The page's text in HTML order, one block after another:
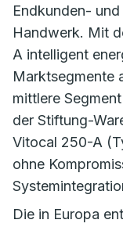
Endkunden-
Handwerk. Mit
A intelligent
Marktsegmente
mittlere
der Stiftung-
Vitocal 250-A
ohne
Die in Europa